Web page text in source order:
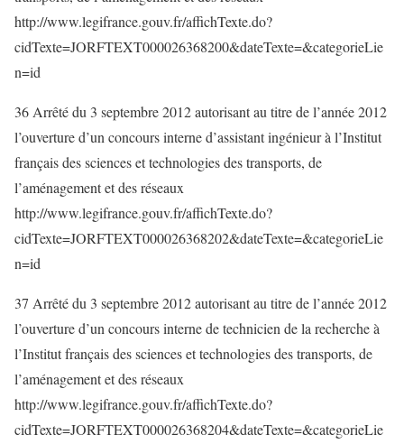
http://www.legifrance.gouv.fr/affichTexte.do?
cidTexte=JORFTEXT000026368200&dateTexte=&categorieLie
n=id
36 Arrêté du 3 septembre 2012 autorisant au titre de l’année 2012
l’ouverture d’un concours interne d’assistant ingénieur à l’Institut
français des sciences et technologies des transports, de
l’aménagement et des réseaux
http://www.legifrance.gouv.fr/affichTexte.do?
cidTexte=JORFTEXT000026368202&dateTexte=&categorieLie
n=id
37 Arrêté du 3 septembre 2012 autorisant au titre de l’année 2012
l’ouverture d’un concours interne de technicien de la recherche à
l’Institut français des sciences et technologies des transports, de
l’aménagement et des réseaux
http://www.legifrance.gouv.fr/affichTexte.do?
cidTexte=JORFTEXT000026368204&dateTexte=&categorieLie